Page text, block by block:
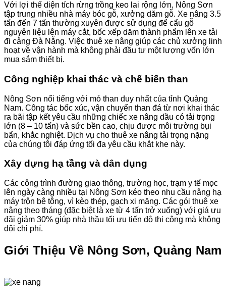
Với lợi thế diện tích rừng trồng keo lai rộng lớn, Nông Sơn
tập trung nhiều nhà máy bóc gỗ, xưởng dăm gỗ. Xe nâng 3.5
tấn đến 7 tấn thường xuyên được sử dụng để cẩu gỗ
nguyên liệu lên máy cắt, bốc xếp dăm thành phẩm lên xe tải
đi cảng Đà Nẵng. Việc thuê xe nâng giúp các chủ xưởng linh
hoạt về vận hành mà không phải đầu tư một lượng vốn lớn
mua sắm thiết bị.
Công nghiệp khai thác và chế biến than
Nông Sơn nổi tiếng với mỏ than duy nhất của tỉnh Quảng
Nam. Công tác bốc xúc, vận chuyển than đá từ nơi khai thác
ra bãi tập kết yêu cầu những chiếc xe nâng dầu có tải trọng
lớn (8 – 10 tấn) và sức bền cao, chịu được môi trường bụi
bẩn, khắc nghiệt. Dịch vụ cho thuê xe nâng tải trọng nặng
của chúng tôi đáp ứng tối đa yêu cầu khắt khe này.
Xây dựng hạ tầng và dân dụng
Các công trình đường giao thông, trường học, trạm y tế mọc
lên ngày càng nhiều tại Nông Sơn kéo theo nhu cầu nâng hạ
máy trộn bê tông, vì kèo thép, gạch xi măng. Các gói thuê xe
nâng theo tháng (đặc biệt là xe từ 4 tấn trở xuống) với giá ưu
đãi giảm 30% giúp nhà thầu tối ưu tiến độ thi công mà không
đội chi phí.
Giới Thiệu Về Nông Sơn, Quảng Nam